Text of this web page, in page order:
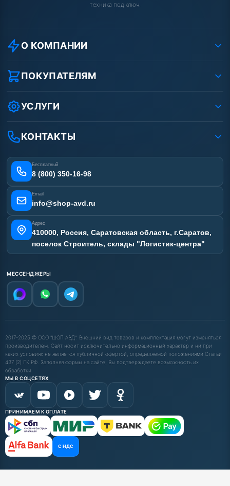
техника под ключ.
О КОМПАНИИ
О компании
Реквизиты ООО «Шоп АВД»
Защита данных клиента
Условия соглашения
Вакансии
Статьи
ПОКУПАТЕЛЯМ
Как заказать?
Оплата
Доставка
Лизинг
Получить скидку
УСЛУГИ
Ремонт АВД
Сертификаты
Наши работы
Отзывы наших клиентов
Карта сайта
КОНТАКТЫ
Бесплатный
8 (800) 350-16-98
Email
info@shop-avd.ru
Адрес
410000, Россия, Саратовская область, г.Саратов,
поселок Строитель, склады "Логистик-центра"
МЕССЕНДЖЕРЫ
2017-2025 © ООО "ШОП АВД". Внешний вид товаров и комплектация могут изменяться
производителем. Сайт носит исключительно информационный характер и ни при
каких условиях не является публичной офертой, определяемой положениями Статьи
437 (2) ГК РФ. Заполняя формы на сайте, Вы подтверждаете возможность их
обработки.
МЫ В СОЦСЕТЯХ
ПРИНИМАЕМ К ОПЛАТЕ
С НДС